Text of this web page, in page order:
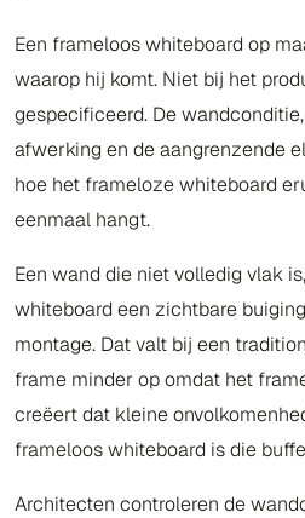
Een frameloos whiteboard op
waarop hij komt. Niet bij het
gespecificeerd. De
afwerking en de aangrenzende
hoe het frameloze whiteboard
eenmaal hangt.
Een wand die niet volledig vlak
whiteboard een zichtbare
montage. Dat valt bij een
frame minder op omdat het
creëert dat kleine
frameloos whiteboard is die
Architecten controleren de